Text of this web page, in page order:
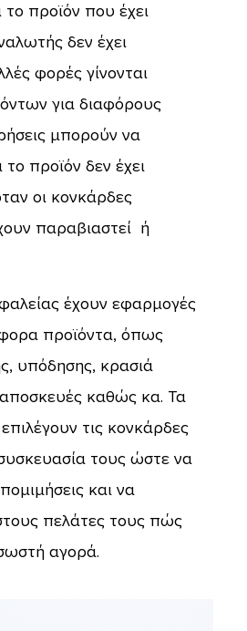
το προϊόν που έχει
δεν έχει
φορές γίνονται
για διαφόρους
μπορούν να
το προϊόν δεν έχει
οι κονκάρδες
παραβιαστεί ή
έχουν εφαρμογές
προϊόντα, όπως
υπόδησης, κρασιά
καθώς κα. Τα
τις κονκάρδες
τους ώστε να
και να
πελάτες τους πώς
αγορά.